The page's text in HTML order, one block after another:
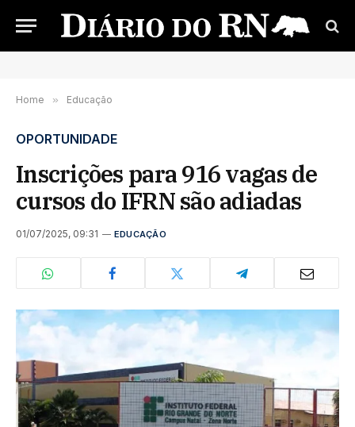
Home » Educação
OPORTUNIDADE
Inscrições para 916 vagas de
cursos do IFRN são adiadas
01/07/2025, 09:31 EDUCAÇÃO